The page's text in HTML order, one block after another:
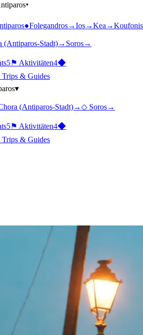
▾
●Folegandros→Ios→Kea →
(Antiparos-Stadt)→ Soros→
5⚑ Aktivitäten4◆
Trips & Guides
▾
(Antiparos-Stadt)→◇ Soros→
5⚑ Aktivitäten4◆
Trips & Guides